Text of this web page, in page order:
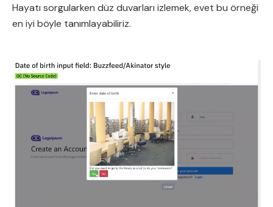
Hayatı sorgularken düz duvarları izlemek, evet bu örneği
en iyi böyle tanımlayabiliriz.